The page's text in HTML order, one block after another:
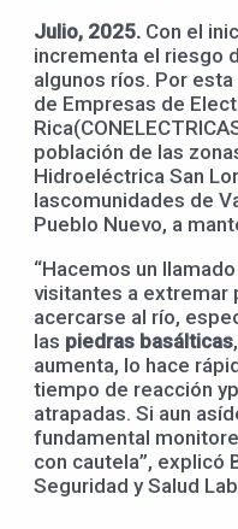
Julio, 2025. Con el
incrementa el riesgo
algunos ríos. Por
de Empresas de
población de las
Hidroeléctrica San
lascomunidades de
Pueblo Nuevo, a
“Hacemos un
visitantes a extremar
acercarse al río,
las piedras basálticas
aumenta, lo hace
tiempo de reacción
atrapadas. Si aun
fundamental
con cautela”, explicó
Seguridad y Salud